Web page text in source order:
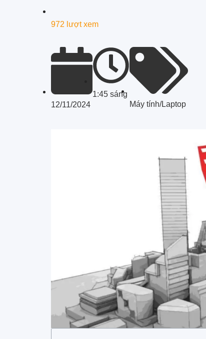
972 lượt xem
12/11/2024
1:45 sáng
Máy tính/Laptop